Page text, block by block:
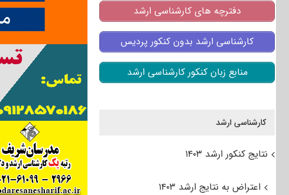
دفترچه های کارشناسی ارشد
کارشناسی ارشد بدون کنکور پردیس
منابع زبان کنکور کارشناسی ارشد
کارشناسی ارشد
نتایج کنکور ارشد ۱۴۰۳
اعتراض به نتایج ارشد ۱۴۰۳